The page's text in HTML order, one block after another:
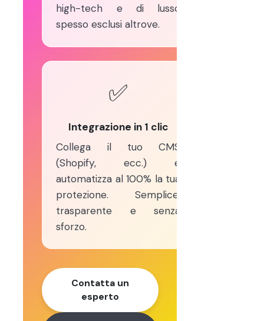
high-tech e di lusso
spesso esclusi altrove.
✅
Integrazione in 1 clic
Collega il tuo CMS
(Shopify, ecc.) e
automatizza al 100% la tua
protezione. Semplice,
trasparente e senza
sforzo.
Contatta un
esperto